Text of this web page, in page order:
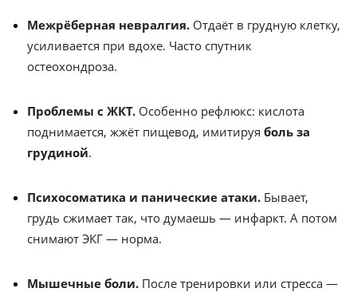
Межрёберная невралгия. Отдаёт в грудную клетку,
усиливается при вдохе. Часто спутник
остеохондроза.
Проблемы с ЖКТ. Особенно рефлюкс: кислота
поднимается, жжёт пищевод, имитируя боль за
грудиной.
Психосоматика и панические атаки. Бывает,
грудь сжимает так, что думаешь — инфаркт. А потом
снимают ЭКГ — норма.
Мышечные боли. После тренировки или стресса —